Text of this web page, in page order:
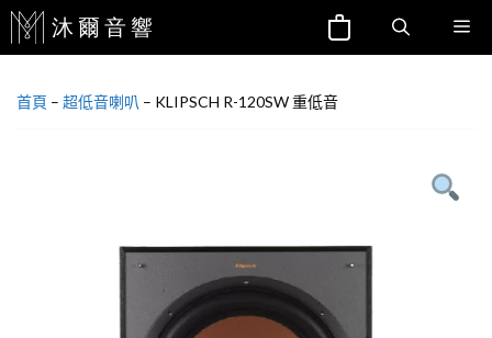
跳
至
首頁 – 超低音喇叭 – KLIPSCH R-120SW 重低音